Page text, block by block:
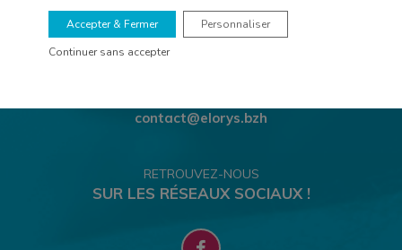
02 96 39 07 07
contact@elorys.bzh
RETROUVEZ-NOUS
SUR LES RÉSEAUX SOCIAUX !
Accepter & Fermer
Continuer sans accepter
Personnaliser